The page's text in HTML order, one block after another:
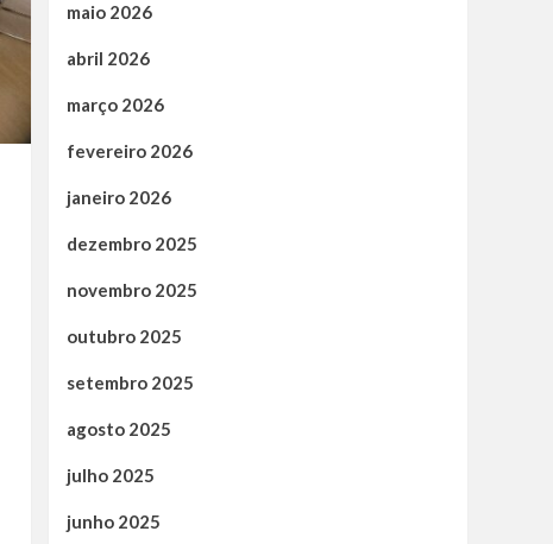
maio 2026
abril 2026
março 2026
fevereiro 2026
janeiro 2026
dezembro 2025
novembro 2025
outubro 2025
setembro 2025
agosto 2025
julho 2025
junho 2025